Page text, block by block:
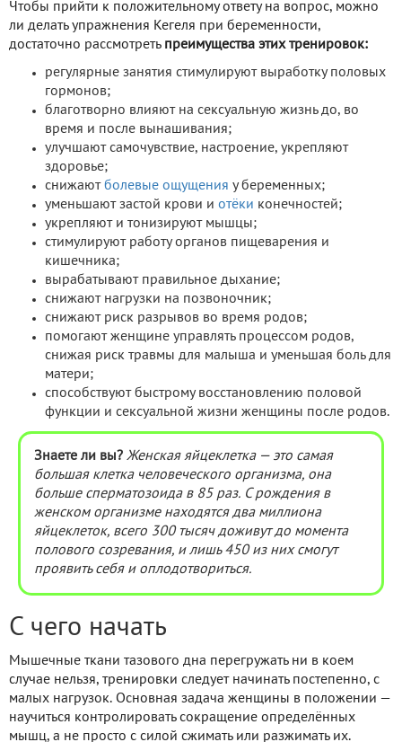
Чтобы прийти к положительному ответу на вопрос, можно
ли делать упражнения Кегеля при беременности,
достаточно рассмотреть преимущества этих тренировок:
регулярные занятия стимулируют выработку половых
гормонов;
благотворно влияют на сексуальную жизнь до, во
время и после вынашивания;
улучшают самочувствие, настроение, укрепляют
здоровье;
снижают болевые ощущения у беременных;
уменьшают застой крови и отёки конечностей;
укрепляют и тонизируют мышцы;
стимулируют работу органов пищеварения и
кишечника;
вырабатывают правильное дыхание;
снижают нагрузки на позвоночник;
снижают риск разрывов во время родов;
помогают женщине управлять процессом родов,
снижая риск травмы для малыша и уменьшая боль для
матери;
способствуют быстрому восстановлению половой
функции и сексуальной жизни женщины после родов.
Знаете ли вы? Женская яйцеклетка — это самая
большая клетка человеческого организма, она
больше сперматозоида в 85 раз. С рождения в
женском организме находятся два миллиона
яйцеклеток, всего 300 тысяч доживут до момента
полового созревания, и лишь 450 из них смогут
проявить себя и оплодотвориться.
С чего начать
Мышечные ткани тазового дна перегружать ни в коем
случае нельзя, тренировки следует начинать постепенно, с
малых нагрузок. Основная задача женщины в положении —
научиться контролировать сокращение определённых
мышц, а не просто с силой сжимать или разжимать их.